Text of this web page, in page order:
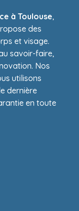
à Toulouse,
des
et visage.
savoir-faire,
Nos
utilisons
dernière
en toute